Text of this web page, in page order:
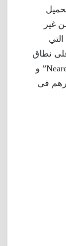
غير
نطاق
واسع أنها أغنية “Nearer My God To Thee” و
فى